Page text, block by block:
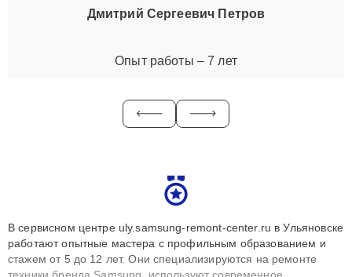
Дмитрий Сергеевич Петров
Опыт работы – 7 лет
В сервисном центре uly.samsung-remont-center.ru в Ульяновске
работают опытные мастера с профильным образованием и
стажем от 5 до 12 лет. Они специализируются на ремонте
техники бренда Samsung, используют современное